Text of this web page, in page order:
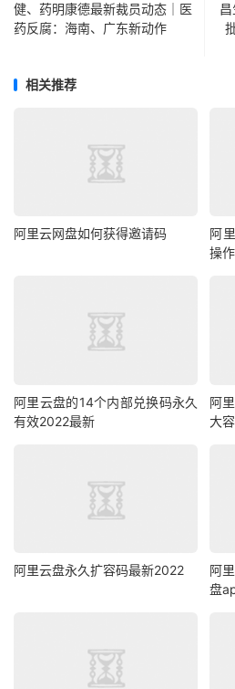
健、药明康德最新裁员动态｜医
药反腐：海南、广东新动作
相关推荐
阿里云网盘如何获得邀请码
阿
操
阿里云盘的14个内部兑换码永久
有效2022最新
阿
大
阿里云盘永久扩容码最新2022
阿
盘